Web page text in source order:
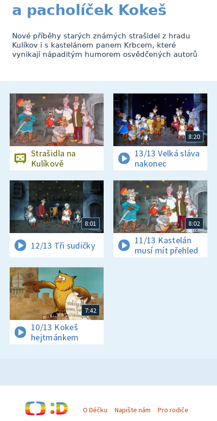
a pacholíček Kokeš
Nové příběhy starých známých strašidel z hradu
Kulíkov i s kastelánem panem Krbcem, které
vynikají nápaditým humorem osvědčených autorů
Strašidla na
Kulíkově
8:20
13/13 Velká sláva
nakonec
8:01
12/13 Tři sudičky
8:02
11/13 Kastelán
musí mít přehled
7:42
10/13 Kokeš
hejtmánkem
O Déčku Napište nám Pro rodiče